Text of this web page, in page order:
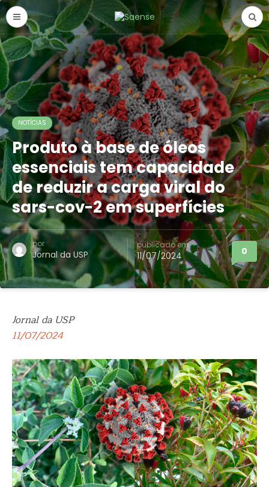
NOTÍCIAS
Produto à base de óleos
essenciais tem capacidade
de reduzir a carga viral do
sars-cov-2 em superfícies
por
Jornal da USP
publicado em
11/07/2024 0
Jornal da USP
11/07/2024